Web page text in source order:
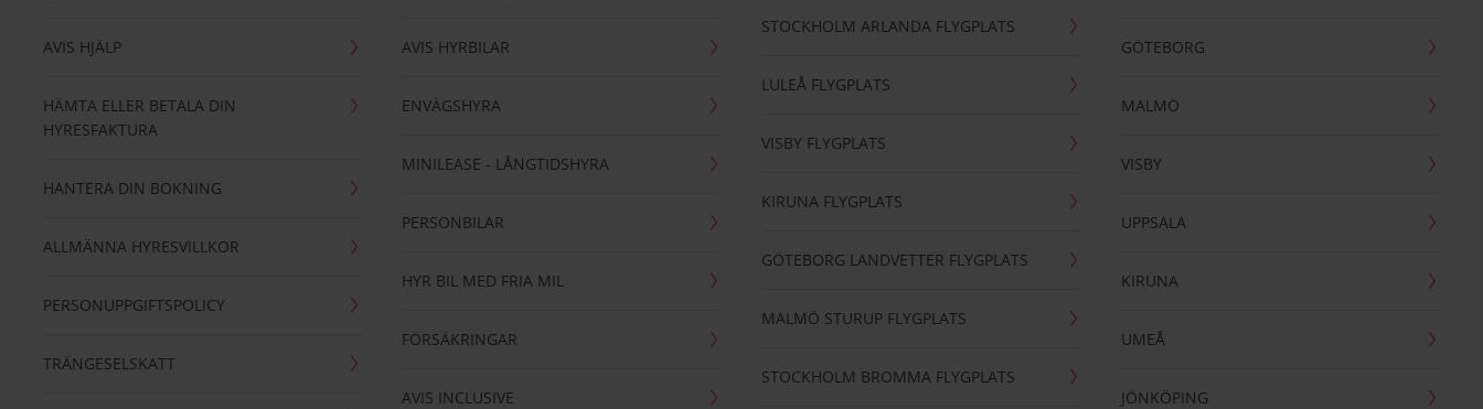
AVIS HJÄLP
HÄMTA ELLER BETALA DIN
HYRESFAKTURA
HANTERA DIN BOKNING
ALLMÄNNA HYRESVILLKOR
PERSONUPPGIFTSPOLICY
TRÄNGESELSKATT
AVIS HYRBILAR
ENVÄGSHYRA
MINILEASE - LÅNGTIDSHYRA
PERSONBILAR
HYR BIL MED FRIA MIL
FÖRSÄKRINGAR
AVIS INCLUSIVE
STOCKHOLM ARLANDA FLYGPLATS
LULEÅ FLYGPLATS
VISBY FLYGPLATS
KIRUNA FLYGPLATS
GÖTEBORG LANDVETTER FLYGPLATS
MALMÖ STURUP FLYGPLATS
STOCKHOLM BROMMA FLYGPLATS
GÖTEBORG
MALMÖ
VISBY
UPPSALA
KIRUNA
UMEÅ
JÖNKÖPING